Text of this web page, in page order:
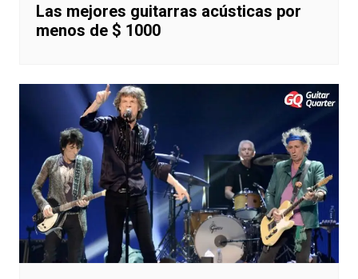
Las mejores guitarras acústicas por
menos de $ 1000